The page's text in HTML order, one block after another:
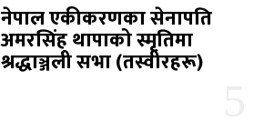
नेपाल एकीकरणका सेनापति
अमरसिंह थापाको स्मृतिमा
श्रद्धाञ्जली सभा (तस्वीरहरू)